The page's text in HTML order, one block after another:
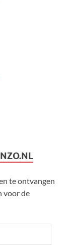
te ontvangen
voor de